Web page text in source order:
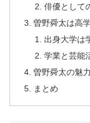
俳優として
曽野舜太は高
出身大学は
学業と芸能
曽野舜太の魅
まとめ